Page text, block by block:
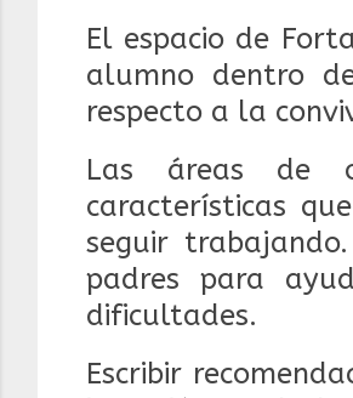
El espacio de
alumno dentro
respecto a la
Las áreas de
características
seguir trabajando.
padres para
dificultades.
Escribir